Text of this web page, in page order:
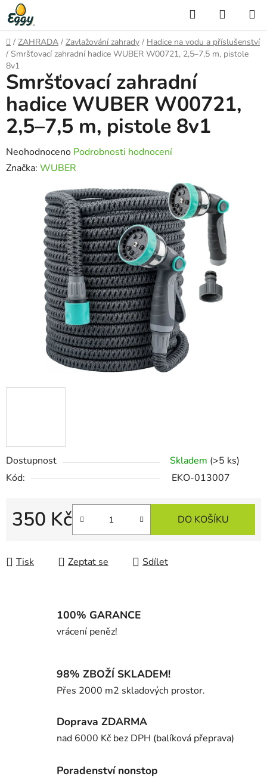
Přejít
na
obsah
Hledat
KOŠÍK
Domů
/ ZAHRADA / Zavlažování zahrady / Hadice na vodu a příslušenství
/ Smršťovací zahradní hadice WUBER W00721, 2,5–7,5 m, pistole
8v1
Dostupnost Skladem (>5 ks)
Kód:
EKO-013007
350 Kč DO KOŠÍKU
Tisk Zeptat se Sdílet
Smršťovací zahradní
hadice WUBER W00721,
2,5–7,5 m, pistole 8v1
Průměrné
hodnocení
hvězdiček.
Neohodnoceno Podrobnosti hodnocení
Značka: WUBER
100% GARANCE
vrácení peněz!
98% ZBOŽÍ SKLADEM!
Přes 2000 m2 skladových prostor.
Doprava ZDARMA
nad 6000 Kč bez DPH (balíková přeprava)
Poradenství nonstop